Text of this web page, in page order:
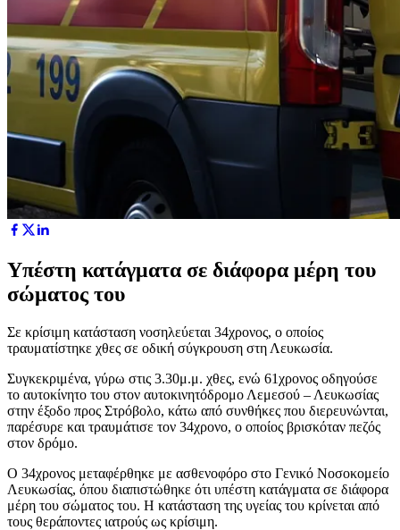
Υπέστη κατάγματα σε διάφορα μέρη του
σώματος του
Σε κρίσιμη κατάσταση νοσηλεύεται 34χρονος, ο οποίος
τραυματίστηκε χθες σε οδική σύγκρουση στη Λευκωσία.
Συγκεκριμένα, γύρω στις 3.30μ.μ. χθες, ενώ 61χρονος οδηγούσε
το αυτοκίνητο του στον αυτοκινητόδρομο Λεμεσού – Λευκωσίας
στην έξοδο προς Στρόβολο, κάτω από συνθήκες που διερευνώνται,
παρέσυρε και τραυμάτισε τον 34χρονο, ο οποίος βρισκόταν πεζός
στον δρόμο.
Ο 34χρονος μεταφέρθηκε με ασθενοφόρο στο Γενικό Νοσοκομείο
Λευκωσίας, όπου διαπιστώθηκε ότι υπέστη κατάγματα σε διάφορα
μέρη του σώματος του. Η κατάσταση της υγείας του κρίνεται από
τους θεράποντες ιατρούς ως κρίσιμη.